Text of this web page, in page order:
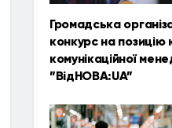
Громадська
конкурс на
комунікаційної
”ВідНОВА:UA”